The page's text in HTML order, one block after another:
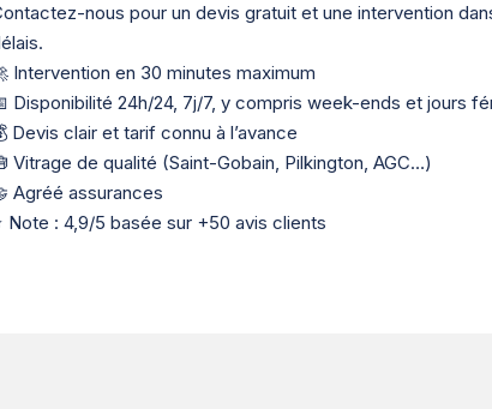
nous pour un devis gratuit et une intervention
Intervention en 30 minutes maximum
Disponibilité 24h/24, 7j/7, y compris week-ends et jours
Devis clair et tarif connu à l’avance
Vitrage de qualité (Saint-Gobain, Pilkington, AGC…)
Agréé assurances
Note : 4,9/5 basée sur +50 avis clients